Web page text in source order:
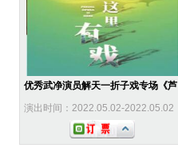
优秀武净演员解天一折子戏专场《芦
演出时间：2022.05.02-2022.05.02